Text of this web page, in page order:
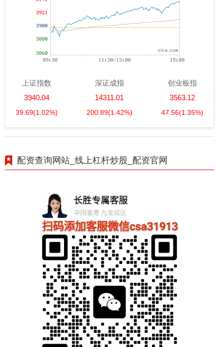
上证指数
3940.04
39.69(1.02%)
深证成指
14311.01
200.89(1.42%)
创业板指
3563.12
47.56(1.35%)
配资查询网站_线上杠杆炒股_配资官网